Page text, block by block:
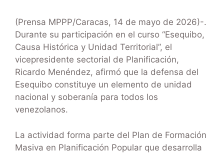
(Prensa MPPP/Caracas, 14 de mayo de 2026)-.
Durante su participación en el curso “Esequibo,
Causa Histórica y Unidad Territorial”, el
vicepresidente sectorial de Planificación,
Ricardo Menéndez, afirmó que la defensa del
Esequibo constituye un elemento de unidad
nacional y soberanía para todos los
venezolanos.
La actividad forma parte del Plan de Formación
Masiva en Planificación Popular que desarrolla